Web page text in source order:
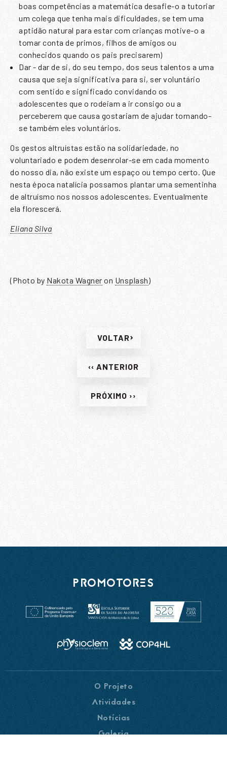
boas competências a matemática desafie-o a tutoriar
um colega que tenha mais dificuldades, se tem uma
aptidão natural para estar com crianças motive-o a
tomar conta de primos, filhos de amigos ou
conhecidos quando os pais precisarem)
Dar - dar de si, do seu tempo, dos seus talentos a uma
causa que seja significativa para si, ser voluntário
com sentido e significado convidando os
adolescentes que o rodeiam a ir consigo ou a
perceberem que causa gostariam de ajudar tornando-
se também eles voluntários.
Os gestos altruístas estão na solidariedade, no
voluntariado e podem desenrolar-se em cada momento
do nosso dia, não existe um espaço ou tempo certo. Que
nesta época natalícia possamos plantar uma sementinha
de altruísmo nos nossos adolescentes. Eventualmente
ela florescerá.
Eliana Silva
(Photo by Nakota Wagner on Unsplash)
VOLTAR
‹‹ ANTERIOR
PRÓXIMO ››
PROMOTORES
O Projeto
Atividades
Notícias
Galeria
ENVIAR
Li e aceito a Política de Privacidade